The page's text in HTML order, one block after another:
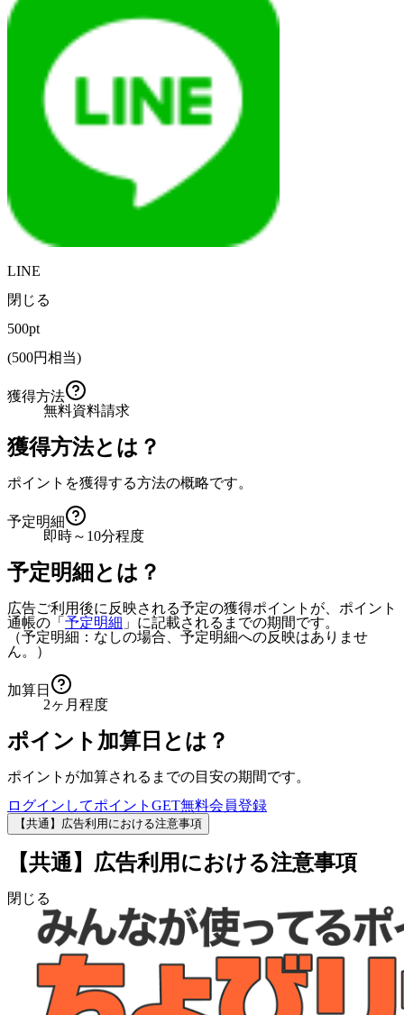
LINE
閉じる
500pt
(500円相当)
獲得方法
無料資料請求
獲得方法とは？
ポイントを獲得する方法の概略です。
予定明細
即時～10分程度
予定明細とは？
広告ご利用後に反映される予定の獲得ポイントが、ポイント
通帳の「 予定明細 」に記載されるまでの期間です。
（予定明細：なしの場合、予定明細への反映はありませ
ん。）
加算日
2ヶ月程度
ポイント加算日とは？
ポイントが加算されるまでの目安の期間です。
ログインしてポイントGET無料会員登録
【共通】広告利用における注意事項
【共通】広告利用における注意事項
閉じる